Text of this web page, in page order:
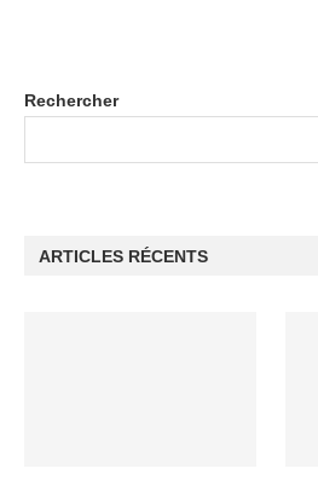
Rechercher
ARTICLES RÉCENTS